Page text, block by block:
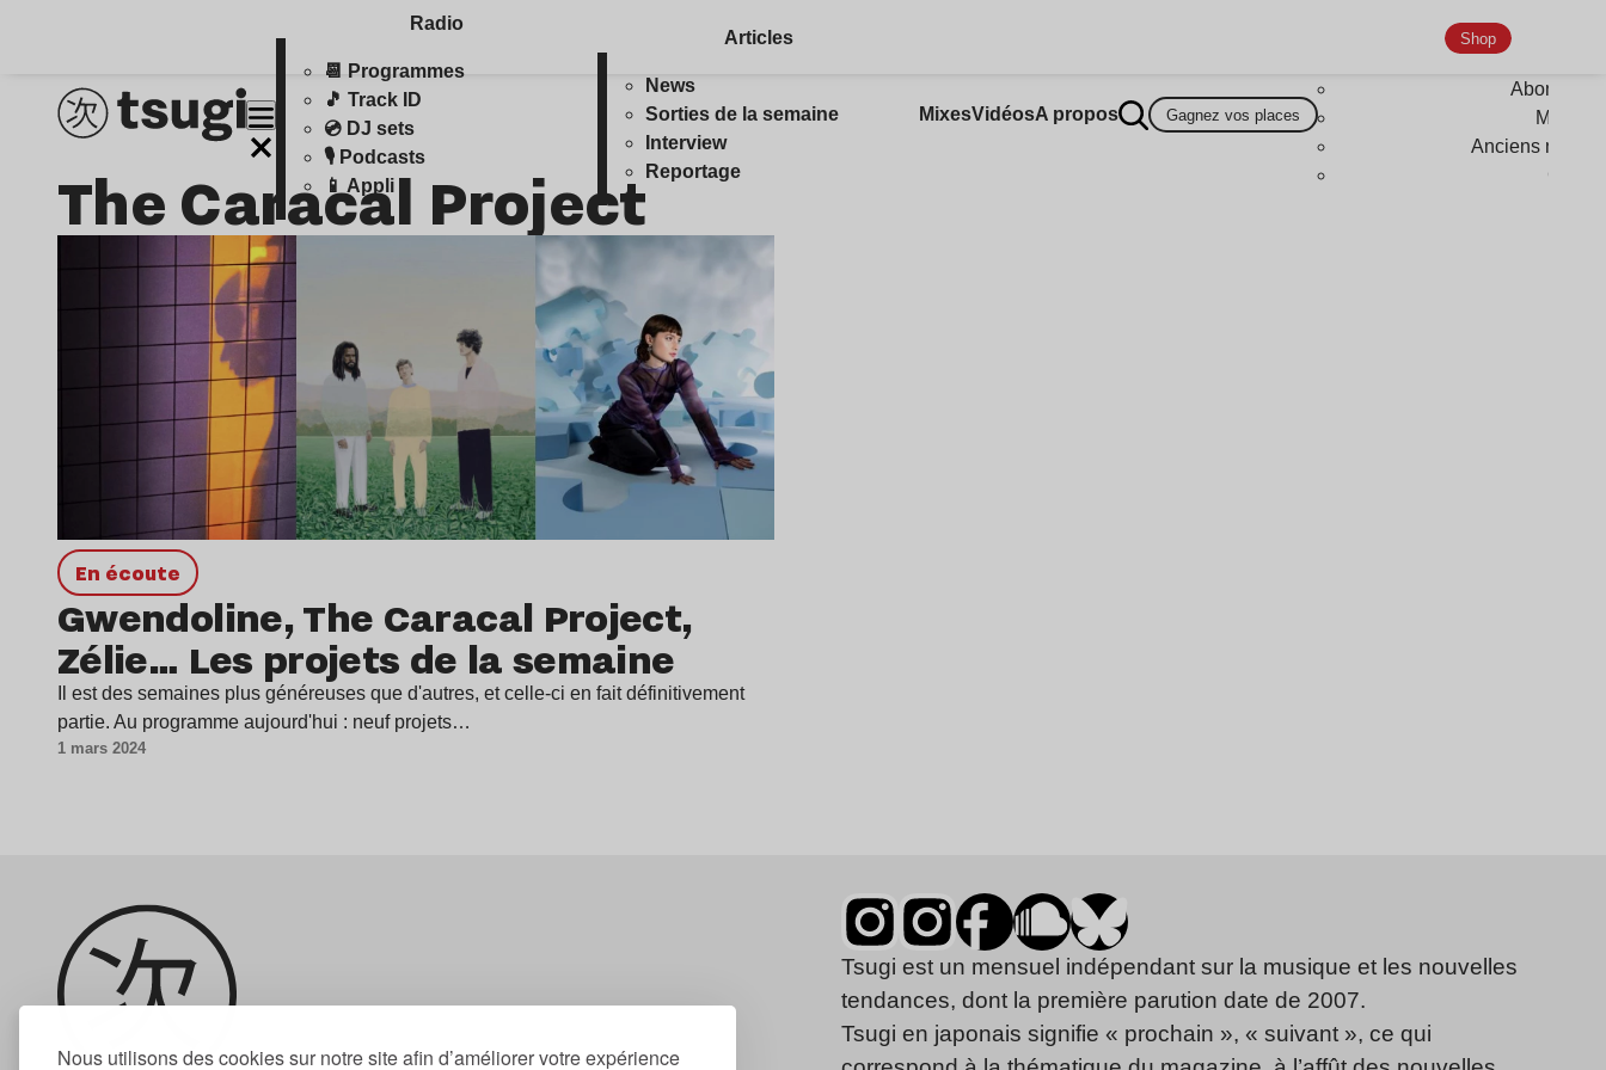
Nous utilisons des cookies sur notre site afin d’améliorer votre expérience
Radio
📆 Programmes
🎵 Track ID
💿 DJ sets
🎙️ Podcasts
📱 Appli
Articles
News
Sorties de la semaine
Interview
Reportage
MixesVidéosA propos Gagnez vos places
Shop
Anciens
The Caracal Project
en écoute
Gwendoline, The Caracal Project,
Zélie… Les projets de la semaine
Il est des semaines plus généreuses que d'autres, et celle-ci en fait définitivement
partie. Au programme aujourd'hui : neuf projets…
1 mars 2024
Tsugi est un mensuel indépendant sur la musique et les nouvelles
tendances, dont la première parution date de 2007.
Tsugi en japonais signifie « prochain », « suivant », ce qui